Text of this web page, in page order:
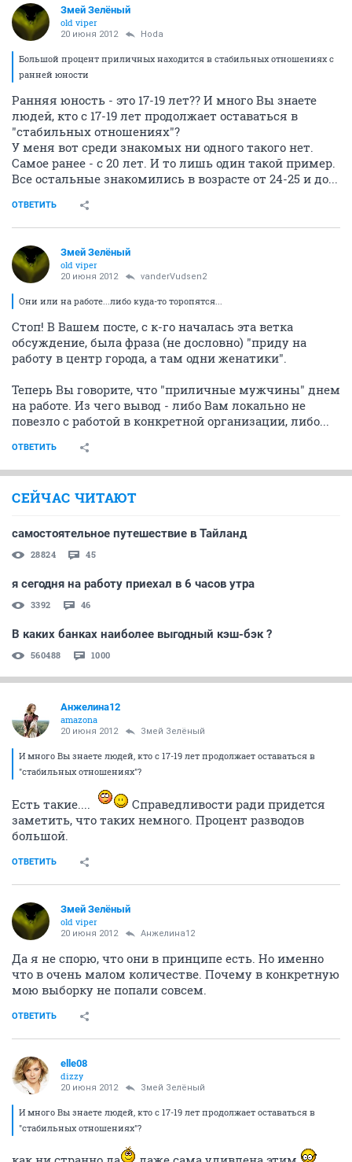
Змей Зелёный
old viper
20 июня 2012 Hoda
Большой процент приличных находится в стабильных отношениях с
ранней юности
Ранняя юность - это 17-19 лет?? И много Вы знаете
людей, кто с 17-19 лет продолжает оставаться в
"стабильных отношениях"?
У меня вот среди знакомых ни одного такого нет.
Самое ранее - с 20 лет. И то лишь один такой пример.
Все остальные знакомились в возрасте от 24-25 и до...
ОТВЕТИТЬ
Змей Зелёный
old viper
20 июня 2012 vanderVudsen2
Они или на работе...либо куда-то торопятся...
Стоп! В Вашем посте, с к-го началась эта ветка
обсуждение, была фраза (не дословно) "приду на
работу в центр города, а там одни женатики".
Теперь Вы говорите, что "приличные мужчины" днем
на работе. Из чего вывод - либо Вам локально не
повезло с работой в конкретной организации, либо...
ОТВЕТИТЬ
СЕЙЧАС ЧИТАЮТ
самостоятельное путешествие в Тайланд
28824 45
я сегодня на работу приехал в 6 часов утра
3392 46
В каких банках наиболее выгодный кэш-бэк ?
560488 1000
Анжелина12
amazona
20 июня 2012 Змей Зелёный
И много Вы знаете людей, кто с 17-19 лет продолжает оставаться в
"стабильных отношениях"?
Есть такие....
Справедливости ради придется
заметить, что таких немного. Процент разводов
большой.
ОТВЕТИТЬ
Змей Зелёный
old viper
20 июня 2012 Анжелина12
Да я не спорю, что они в принципе есть. Но именно
что в очень малом количестве. Почему в конкретную
мою выборку не попали совсем.
ОТВЕТИТЬ
elle08
dizzy
20 июня 2012 Змей Зелёный
И много Вы знаете людей, кто с 17-19 лет продолжает оставаться в
"стабильных отношениях"?